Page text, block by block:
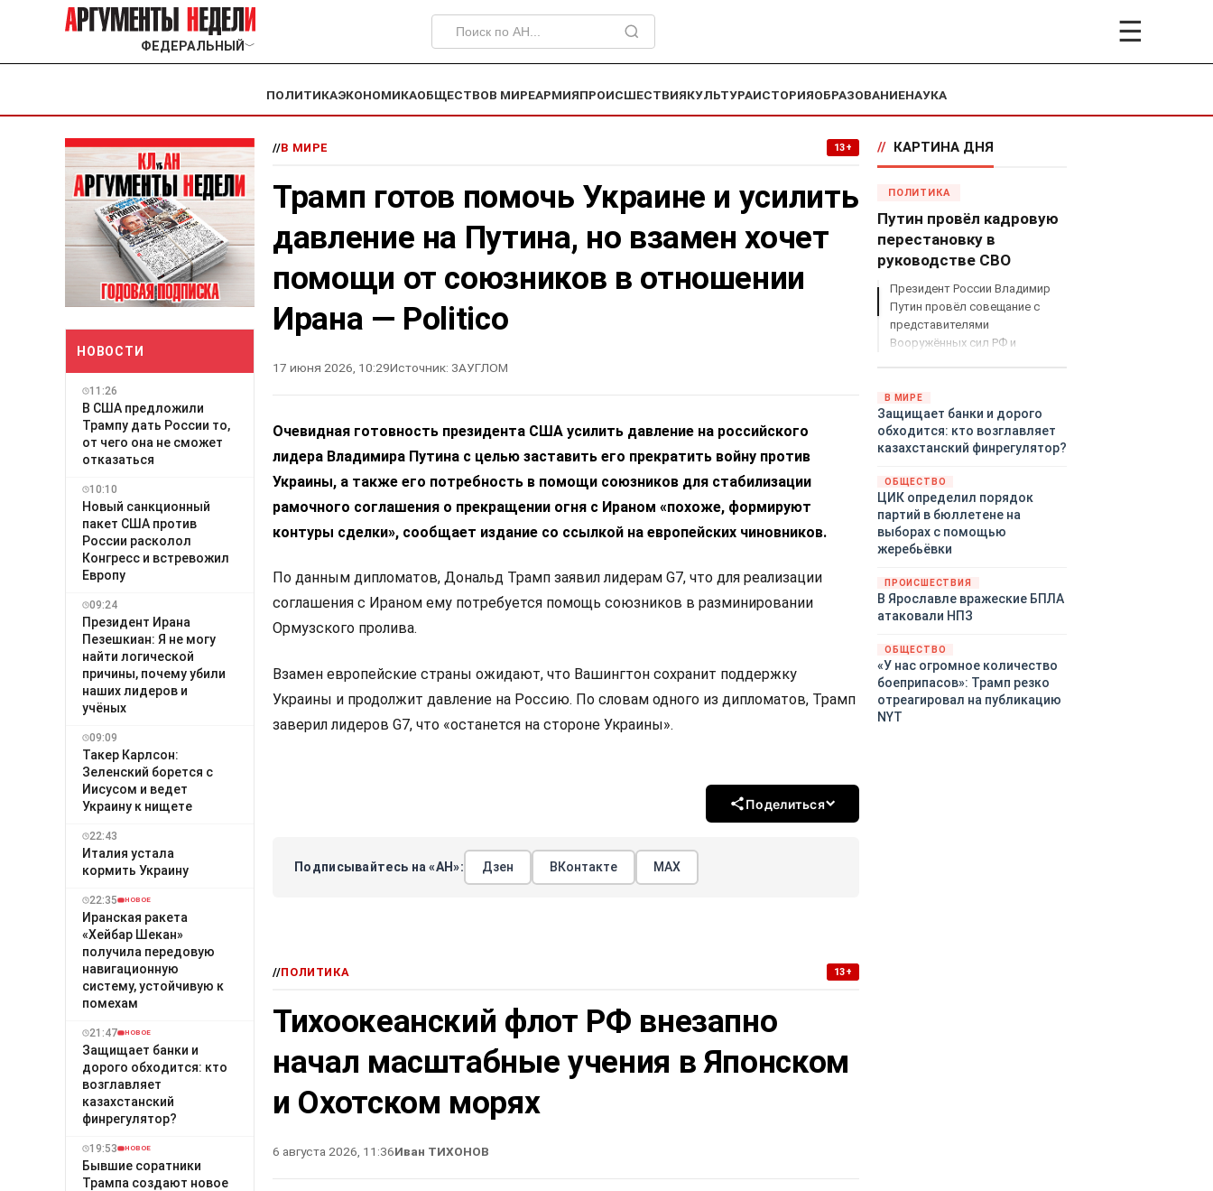
ФЕДЕРАЛЬНЫЙ ﹀ ☰
ПОЛИТИКАЭКОНОМИКАОБЩЕСТВОВ МИРЕАРМИЯПРОИСШЕСТВИЯКУЛЬТУРАИСТОРИЯОБРАЗОВАНИЕНАУКА
НОВОСТИ
11:26
В США предложили
Трампу дать России то,
от чего она не сможет
отказаться
10:10
Новый санкционный
пакет США против
России расколол
Конгресс и встревожил
Европу
09:24
Президент Ирана
Пезешкиан: Я не могу
найти логической
причины, почему убили
наших лидеров и
учёных
09:09
Такер Карлсон:
Зеленский борется с
Иисусом и ведет
Украину к нищете
22:43
Италия устала
кормить Украину
22:35 НОВОЕ
Иранская ракета
«Хейбар Шекан»
получила передовую
навигационную
систему, устойчивую к
помехам
21:47 НОВОЕ
Защищает банки и
дорого обходится: кто
возглавляет
казахстанский
финрегулятор?
19:53 НОВОЕ
Бывшие соратники
Трампа создают новое
//В МИРЕ 13+
Трамп готов помочь Украине и усилить
давление на Путина, но взамен хочет
помощи от союзников в отношении
Ирана — Politico
17 июня 2026, 10:29Источник: ЗАУГЛОМ
Очевидная готовность президента США усилить давление на российского
лидера Владимира Путина с целью заставить его прекратить войну против
Украины, а также его потребность в помощи союзников для стабилизации
рамочного соглашения о прекращении огня с Ираном «похоже, формируют
контуры сделки», сообщает издание со ссылкой на европейских чиновников.
По данным дипломатов, Дональд Трамп заявил лидерам G7, что для реализации
соглашения с Ираном ему потребуется помощь союзников в разминировании
Ормузского пролива.
Взамен европейские страны ожидают, что Вашингтон сохранит поддержку
Украины и продолжит давление на Россию. По словам одного из дипломатов, Трамп
заверил лидеров G7, что «останется на стороне Украины».
Поделиться
Подписывайтесь на «АН»: Дзен ВКонтакте МАХ
//ПОЛИТИКА 13+
Тихоокеанский флот РФ внезапно
начал масштабные учения в Японском
и Охотском морях
6 августа 2026, 11:36Иван ТИХОНОВ
// КАРТИНА ДНЯ
ПОЛИТИКА
Путин провёл кадровую
перестановку в
руководстве СВО
Президент России Владимир
Путин провёл совещание с
представителями
Вооружённых сил РФ и
руководстве спецоперацией.
В МИРЕ
Защищает банки и дорого
обходится: кто возглавляет
казахстанский финрегулятор?
ОБЩЕСТВО
ЦИК определил порядок
партий в бюллетене на
выборах с помощью
жеребьёвки
ПРОИСШЕСТВИЯ
В Ярославле вражеские БПЛА
атаковали НПЗ
ОБЩЕСТВО
«У нас огромное количество
боеприпасов»: Трамп резко
отреагировал на публикацию
NYT